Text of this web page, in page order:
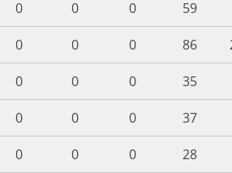
0 0 0
59
0 0 0 86
0 0 0
35
0 0 0
37
0 0 0 28